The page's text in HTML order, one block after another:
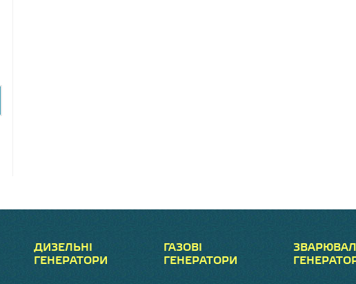
ДИЗЕЛЬНІ
ГЕНЕРАТОРИ
ГАЗОВІ
ГЕНЕРАТОРИ